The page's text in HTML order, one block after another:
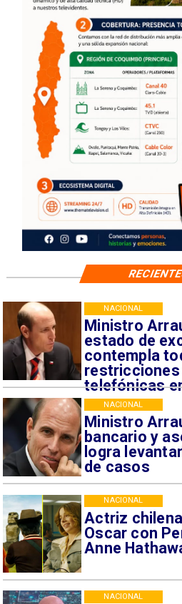
Ministro
estado de
contempla
telefónicas
NACIONAL
Ministro
bancario y
logra
de casos
NACIONAL
Actriz
Oscar con
Anne
NACIONAL
NACIONAL